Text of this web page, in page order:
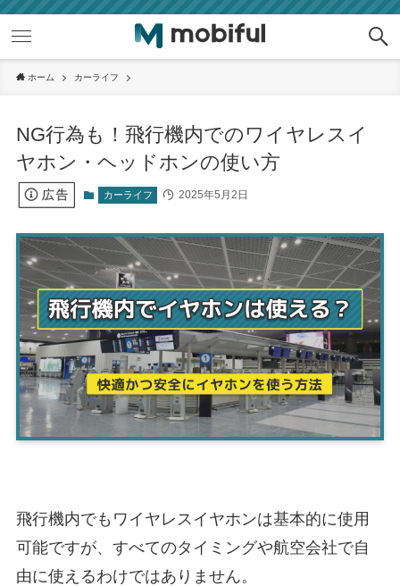
ホーム カーライフ
NG行為も！飛行機内でのワイヤレスイ
ヤホン・ヘッドホンの使い方
カーライフ 2025年5月2日
飛行機内でもワイヤレスイヤホンは基本的に使用
可能ですが、すべてのタイミングや航空会社で自
由に使えるわけではありません。